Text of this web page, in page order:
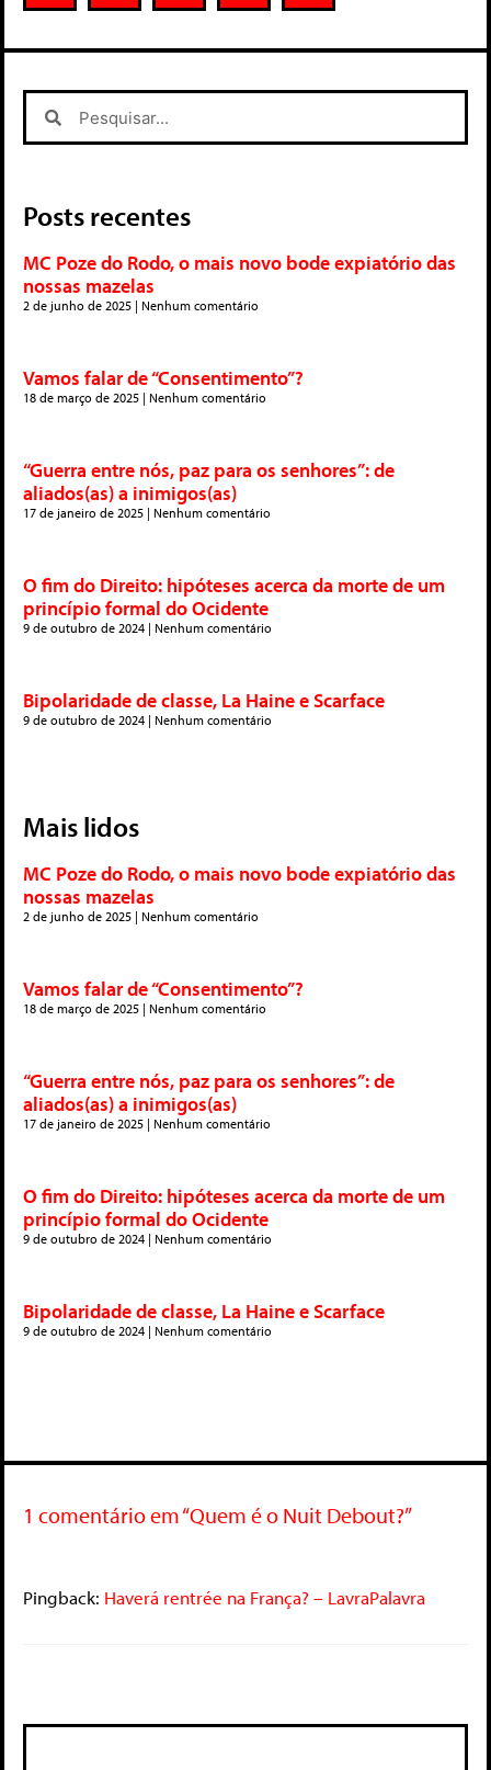
Posts recentes
MC Poze do Rodo, o mais novo bode expiatório das
nossas mazelas
2 de junho de 2025 Nenhum comentário
Vamos falar de “Consentimento”?
18 de março de 2025 Nenhum comentário
“Guerra entre nós, paz para os senhores”: de
aliados(as) a inimigos(as)
17 de janeiro de 2025 Nenhum comentário
O fim do Direito: hipóteses acerca da morte de um
princípio formal do Ocidente
9 de outubro de 2024 Nenhum comentário
Bipolaridade de classe, La Haine e Scarface
9 de outubro de 2024 Nenhum comentário
Mais lidos
MC Poze do Rodo, o mais novo bode expiatório das
nossas mazelas
2 de junho de 2025 Nenhum comentário
Vamos falar de “Consentimento”?
18 de março de 2025 Nenhum comentário
“Guerra entre nós, paz para os senhores”: de
aliados(as) a inimigos(as)
17 de janeiro de 2025 Nenhum comentário
O fim do Direito: hipóteses acerca da morte de um
princípio formal do Ocidente
9 de outubro de 2024 Nenhum comentário
Bipolaridade de classe, La Haine e Scarface
9 de outubro de 2024 Nenhum comentário
1 comentário em “Quem é o Nuit Debout?”
Pingback: Haverá rentrée na França? – LavraPalavra